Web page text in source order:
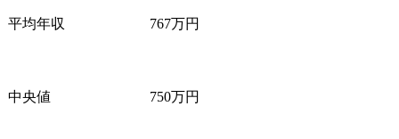
平均年収 767万円
中央値 750万円